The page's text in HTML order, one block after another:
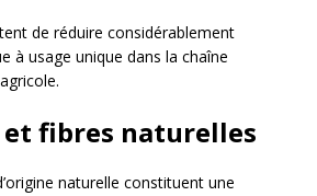
de réduire considérablement
à usage unique dans la chaîne
fibres naturelles
naturelle constituent une